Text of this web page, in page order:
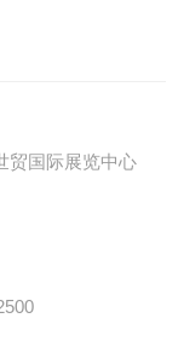
贸国际展览中心